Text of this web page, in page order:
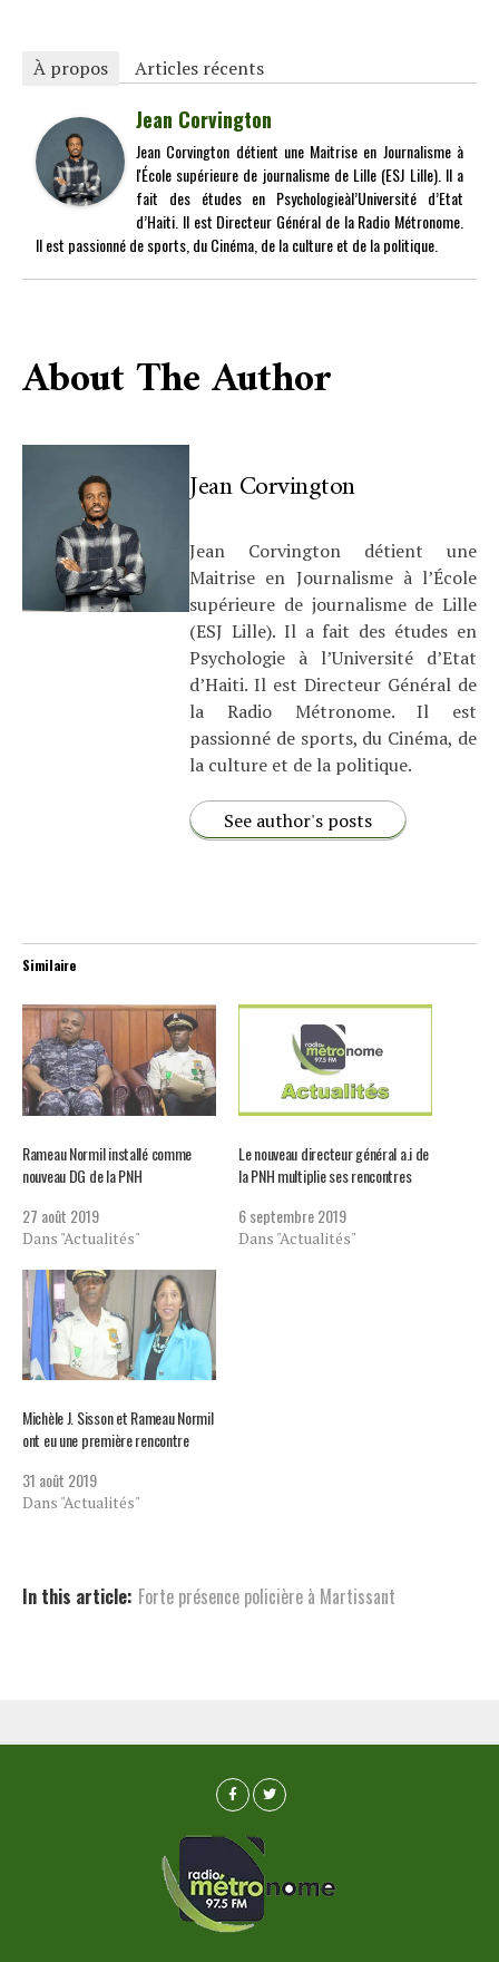
À propos Articles récents
Jean Corvington
Jean Corvington détient une Maitrise en Journalisme à
l'École supérieure de journalisme de Lille (ESJ Lille). Il a
fait des études en Psychologieàl’Université d’Etat
d’Haiti. Il est Directeur Général de la Radio Métronome.
Il est passionné de sports, du Cinéma, de la culture et de la politique.
About The Author
Jean Corvington
Jean Corvington détient une
Maitrise en Journalisme à l’École
supérieure de journalisme de Lille
(ESJ Lille). Il a fait des études en
Psychologie à l’Université d’Etat
d’Haiti. Il est Directeur Général de
la Radio Métronome. Il est
passionné de sports, du Cinéma, de
la culture et de la politique.
See author's posts
Similaire
Rameau Normil installé comme
nouveau DG de la PNH
27 août 2019
Dans "Actualités"
Le nouveau directeur général a.i de
la PNH multiplie ses rencontres
6 septembre 2019
Dans "Actualités"
Michèle J. Sisson et Rameau Normil
ont eu une première rencontre
31 août 2019
Dans "Actualités"
In this article: Forte présence policière à Martissant